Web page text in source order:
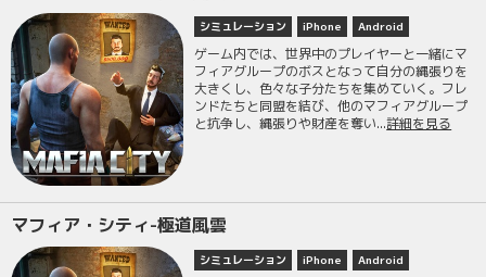
シミュレーション iPhone Android
ゲーム内では、世界中のプレイヤーと一緒にマ
フィアグループのボスとなって自分の縄張りを
大きくし、色々な子分たちを集めていく。フレ
ンドたちと同盟を結び、他のマフィアグループ
と抗争し、縄張りや財産を奪い...詳細を見る
マフィア・シティ-極道風雲
シミュレーション iPhone Android